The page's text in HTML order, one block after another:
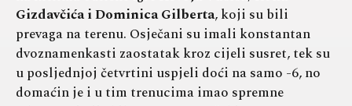
Gizdavčića i Dominica Gilberta, koji su bili
prevaga na terenu. Osječani su imali konstantan
dvoznamenkasti zaostatak kroz cijeli susret, tek su
u posljednjoj četvrtini uspjeli doći na samo -6, no
domaćin je i u tim trenucima imao spremne